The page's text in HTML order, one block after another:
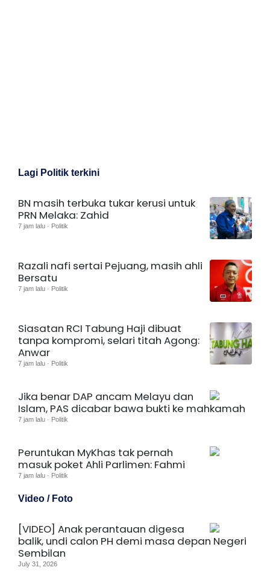
Lagi Politik terkini
BN masih terbuka tukar kerusi untuk
PRN Melaka: Zahid
7 jam lalu · Politik
Razali nafi sertai Pejuang, masih ahli
Bersatu
7 jam lalu · Politik
Siasatan RCI Tabung Haji dibuat
tanpa kompromi, selari titah Agong:
Anwar
7 jam lalu · Politik
Jika benar DAP ancam Melayu dan
Islam, PAS dicabar bawa bukti ke mahkamah
7 jam lalu · Politik
Peruntukan MyKhas tak pernah
masuk poket Ahli Parlimen: Fahmi
7 jam lalu · Politik
Video / Foto
[VIDEO] Anak perantauan digesa
balik, undi calon PH demi masa depan Negeri
Sembilan
July 31, 2026